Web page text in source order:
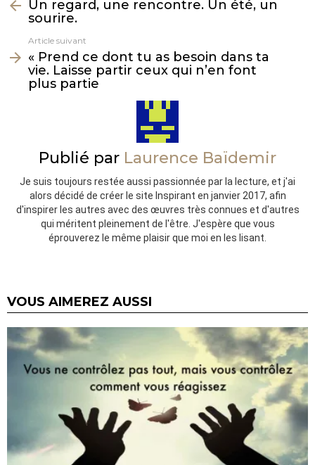
plus
Un regard, une rencontre. Un été, un
sourire.
Article suivant
« Prend ce dont tu as besoin dans ta
vie. Laisse partir ceux qui n’en font
plus partie
Publié par Laurence Baïdemir
Je suis toujours restée aussi passionnée par la lecture, et j'ai
alors décidé de créer le site Inspirant en janvier 2017, afin
d'inspirer les autres avec des œuvres très connues et d'autres
qui méritent pleinement de l'être. J'espère que vous
éprouverez le même plaisir que moi en les lisant.
VOUS AIMEREZ AUSSI